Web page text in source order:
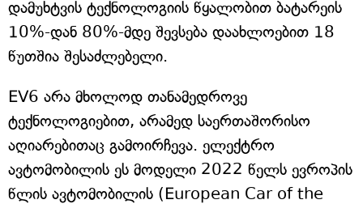
დამუხტვის ტექნოლოგიის წყალობით ბატარეის
10%-დან 80%-მდე შევსება დაახლოებით 18
წუთშია შესაძლებელი.
EV6 არა მხოლოდ თანამედროვე
ტექნოლოგიებით, არამედ საერთაშორისო
აღიარებითაც გამოირჩევა. ელექტრო
ავტომობილის ეს მოდელი 2022 წელს ევროპის
წლის ავტომობილის (European Car of the